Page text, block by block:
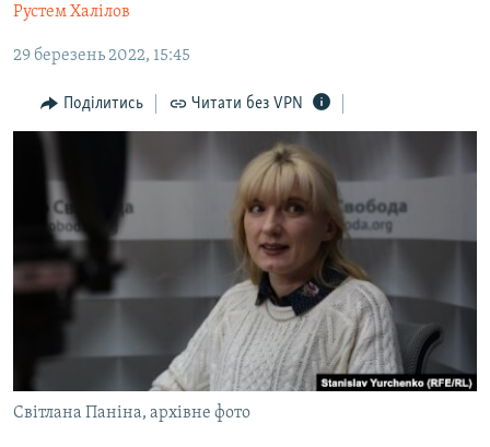
Перейти
до
ПОГЛЯД
ІНТЕРВ'Ю
ВСЕ ЗА ДЕНЬ
СПЕЦПРОЕКТИ
ДЕПОРТАЦІЯ
ВІДЕОУРОКИ «ELIFBE»
СВІДЧЕННЯ ОКУПАЦІЇ
УКРАЇНСЬКА ПРОБЛЕМА КРИМУ
ЯК ОБІЙТИ БЛОКУВАННЯ
Русский
Qırımtatar
Рустем Халілов
29 березень 2022, 15:45
Поділитись Читати без VPN
Світлана Паніна, архівне фото